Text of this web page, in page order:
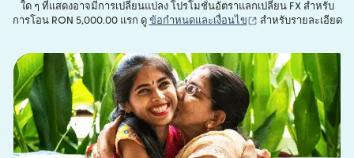
ใด ๆ ที่แสดงอาจมีการเปลี่ยนแปลง โปรโมชั่นอัตราแลกเปลี่ยน FX สำหรับ
การโอน RON 5,000.00 แรก ดู ข้อกำหนดและเงื่อนไข (เปิดในหน้าต่างใหม่)
สำหรับรายละเอียด